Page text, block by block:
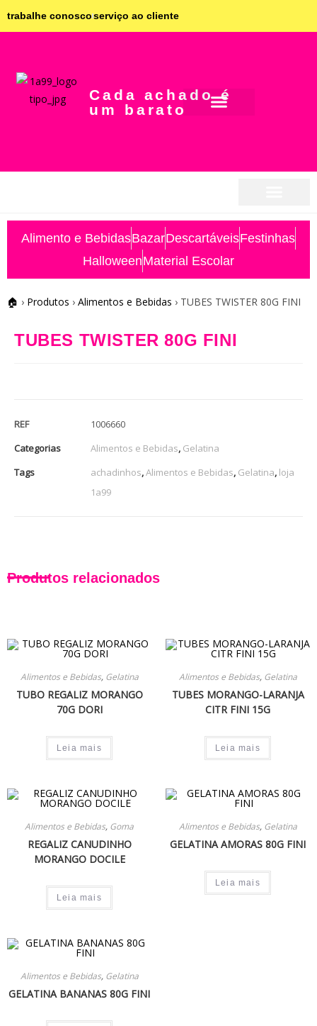
trabalhe conoscoserviço ao cliente
Cada achado é
um barato
Alimento e BebidasBazarDescartáveisFestinhas
HalloweenMaterial Escolar
🏠 › Produtos › Alimentos e Bebidas › TUBES TWISTER 80G FINI
TUBES TWISTER 80G FINI
REF
1006660
Categorias
Alimentos e Bebidas, Gelatina
Tags
achadinhos,Alimentos e Bebidas, Gelatina, loja
1a99
Produtos relacionados
Alimentos e Bebidas, Gelatina
TUBO REGALIZ MORANGO
70G DORI
Leia mais
Alimentos e Bebidas, Gelatina
TUBES MORANGO-LARANJA
CITR FINI 15G
Leia mais
Alimentos e Bebidas, Goma
REGALIZ CANUDINHO
MORANGO DOCILE
Leia mais
Alimentos e Bebidas, Gelatina
GELATINA AMORAS 80G FINI
Leia mais
Alimentos e Bebidas, Gelatina
GELATINA BANANAS 80G FINI